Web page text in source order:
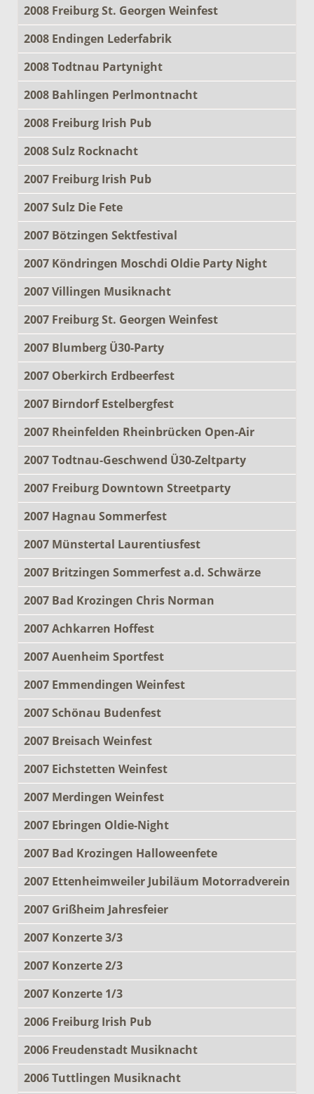
2008 Freiburg St. Georgen Weinfest
2008 Endingen Lederfabrik
2008 Todtnau Partynight
2008 Bahlingen Perlmontnacht
2008 Freiburg Irish Pub
2008 Sulz Rocknacht
2007 Freiburg Irish Pub
2007 Sulz Die Fete
2007 Bötzingen Sektfestival
2007 Köndringen Moschdi Oldie Party Night
2007 Villingen Musiknacht
2007 Freiburg St. Georgen Weinfest
2007 Blumberg Ü30-Party
2007 Oberkirch Erdbeerfest
2007 Birndorf Estelbergfest
2007 Rheinfelden Rheinbrücken Open-Air
2007 Todtnau-Geschwend Ü30-Zeltparty
2007 Freiburg Downtown Streetparty
2007 Hagnau Sommerfest
2007 Münstertal Laurentiusfest
2007 Britzingen Sommerfest a.d. Schwärze
2007 Bad Krozingen Chris Norman
2007 Achkarren Hoffest
2007 Auenheim Sportfest
2007 Emmendingen Weinfest
2007 Schönau Budenfest
2007 Breisach Weinfest
2007 Eichstetten Weinfest
2007 Merdingen Weinfest
2007 Ebringen Oldie-Night
2007 Bad Krozingen Halloweenfete
2007 Ettenheimweiler Jubiläum Motorradverein
2007 Grißheim Jahresfeier
2007 Konzerte 3/3
2007 Konzerte 2/3
2007 Konzerte 1/3
2006 Freiburg Irish Pub
2006 Freudenstadt Musiknacht
2006 Tuttlingen Musiknacht